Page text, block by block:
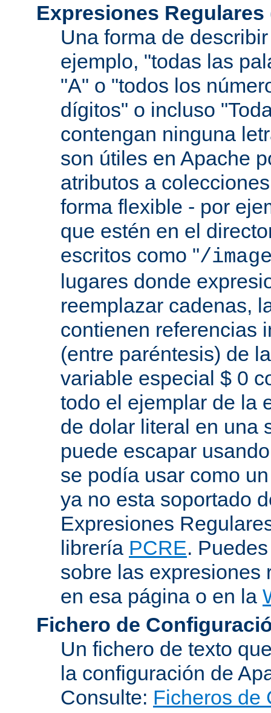
Expresiones Regulares
Una forma de
ejemplo, "todas las
"A" o "todos los
dígitos" o incluso
contengan ninguna
son útiles en Apache
atributos a
forma flexible - por
que estén en el
escritos como "/
lugares donde
reemplazar cadenas,
contienen referencias
(entre paréntesis) de
variable especial $ 0
todo el ejemplar de la
de dolar literal en una
puede escapar
se podía usar como
ya no esta soportado
Expresiones
librería PCRE.
sobre las expresiones
en esa página o en la
Fichero de
Un fichero de texto
la configuración de
Consulte: Ficheros de